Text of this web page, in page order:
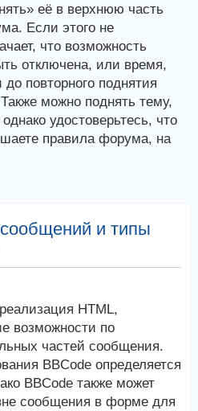
её в верхнюю часть
Если этого не
что возможность
отключена, или время,
повторного поднятия
можно поднять тему,
удостоверьтесь, что
правила форума, на
и типы
HTML,
возможности по
частей сообщения.
BBCode определяется
BBCode также может
сообщения в форме для